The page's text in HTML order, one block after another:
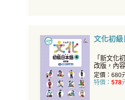
文化初
「新文化
改版，內
定生動活
定價：680
特價： 578